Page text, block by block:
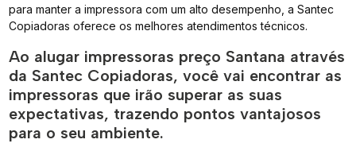
para manter a impressora com um alto desempenho, a Santec
Copiadoras oferece os melhores atendimentos técnicos.
Ao alugar impressoras preço Santana através
da Santec Copiadoras, você vai encontrar as
impressoras que irão superar as suas
expectativas, trazendo pontos vantajosos
para o seu ambiente.